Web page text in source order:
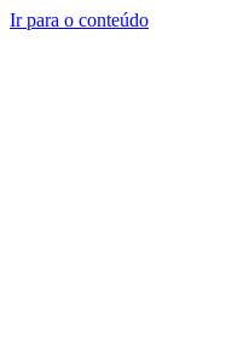
Ir para o conteúdo